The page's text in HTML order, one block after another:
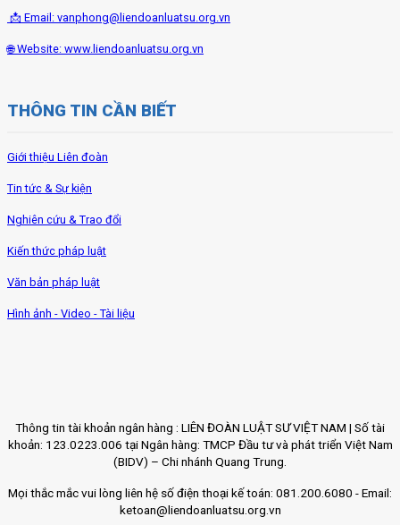
📩 Email: vanphong@liendoanluatsu.org.vn
🌐 Website: www.liendoanluatsu.org.vn
THÔNG TIN CẦN BIẾT
Giới thiệu Liên đoàn
Tin tức & Sự kiện
Nghiên cứu & Trao đổi
Kiến thức pháp luật
Văn bản pháp luật
Hình ảnh - Video - Tài liệu
Thông tin tài khoản ngân hàng : LIÊN ĐOÀN LUẬT SƯ VIỆT NAM | Số tài
khoản: 123.0223.006 tại Ngân hàng: TMCP Đầu tư và phát triển Việt Nam
(BIDV) – Chi nhánh Quang Trung.
Mọi thắc mắc vui lòng liên hệ số điện thoại kế toán: 081.200.6080 - Email:
ketoan@liendoanluatsu.org.vn